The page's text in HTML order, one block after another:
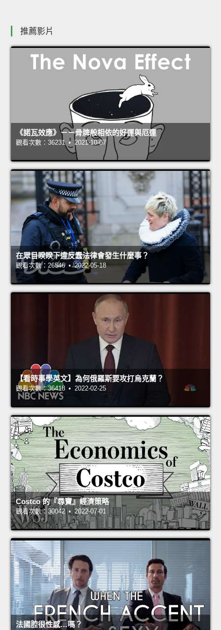
推薦影片
《諾瓦效應》－－骨牌般相依的好運與厄運
觀看次數：36231 • 2021-10-07
在眾目睽睽下違反蠢法律會發生什麼事？
觀看次數：26546 • 2022-05-18
【看時事學英文】為何俄羅斯要攻打烏克蘭？
觀看次數：36418 • 2022-02-25
Costco 的『尋寶』經濟策略
觀看次數：30042 • 2022-07-01
法國腔很性感…嗎？